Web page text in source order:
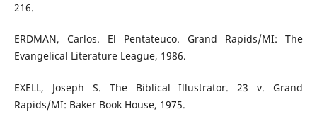
216.
ERDMAN, Carlos. El Pentateuco. Grand Rapids/MI: The
Evangelical Literature League, 1986.
EXELL, Joseph S. The Biblical Illustrator. 23 v. Grand
Rapids/MI: Baker Book House, 1975.